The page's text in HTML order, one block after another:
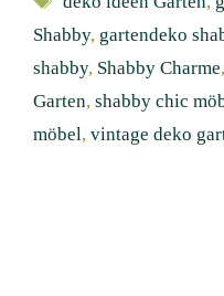
Shabby, gartendeko
shabby, Shabby Charme,
Garten, shabby chic
möbel, vintage deko